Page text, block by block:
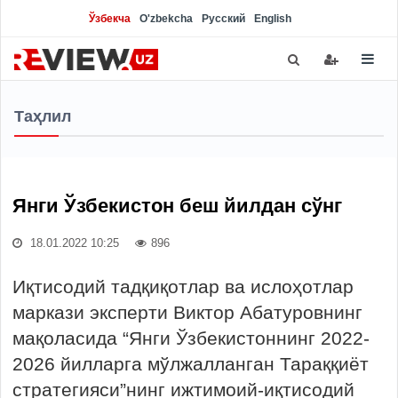
Ўзбекча O'zbekcha Русский English
Таҳлил
Янги Ўзбекистон беш йилдан сўнг
18.01.2022 10:25 896
Иқтисодий тадқиқотлар ва ислоҳотлар
маркази эксперти Виктор Абатуровнинг
мақоласида “Янги Ўзбекистоннинг 2022-
2026 йилларга мўлжалланган Тараққиёт
стратегияси”нинг ижтимоий-иқтисодий